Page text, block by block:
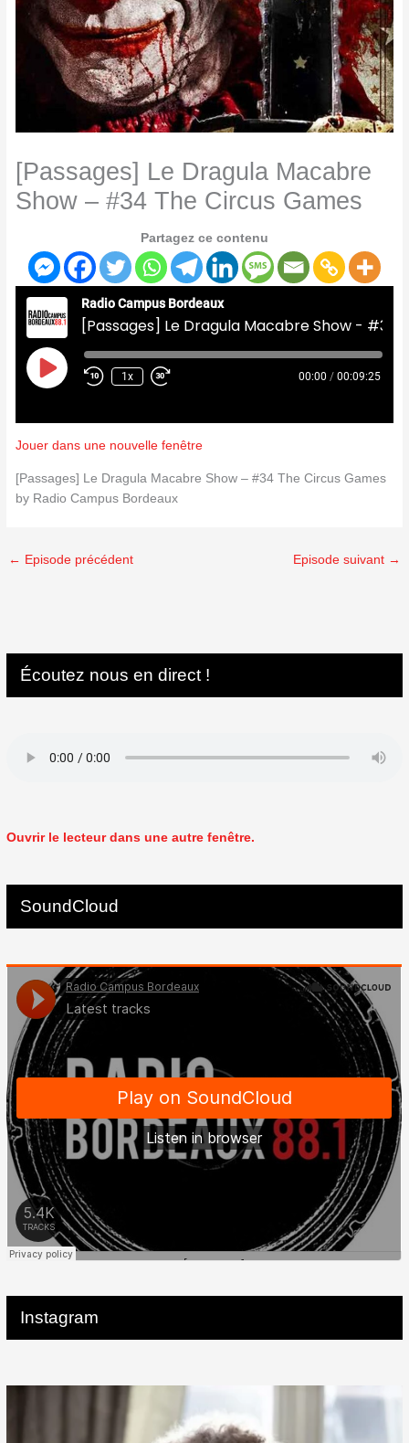
[Passages] Le Dragula Macabre
Show – #34 The Circus Games
Partagez ce contenu
Radio Campus Bordeaux
Play
Episode
1x 00:00 / 00:09:25
Jouer dans une nouvelle fenêtre
[Passages] Le Dragula Macabre Show – #34 The Circus Games
by Radio Campus Bordeaux
← Episode précédent Episode suivant →
Écoutez nous en direct !
Ouvrir le lecteur dans une autre fenêtre.
SoundCloud
Instagram